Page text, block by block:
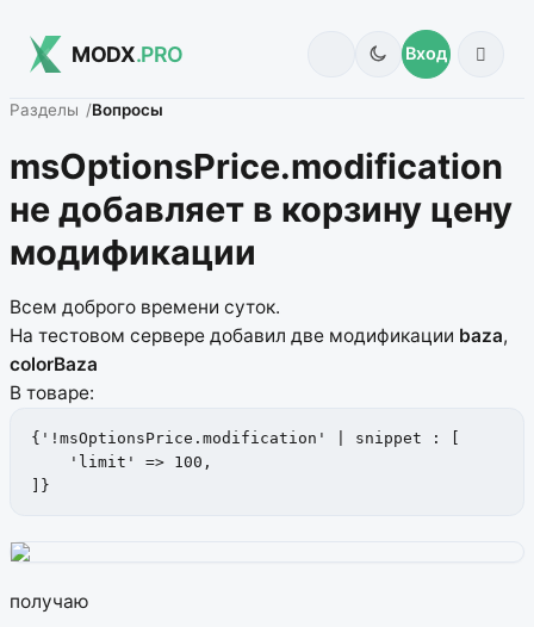
MODX.PRO Вход
Разделы Вопросы
msOptionsPrice.modification
не добавляет в корзину цену
модификации
Всем доброго времени суток.
На тестовом сервере добавил две модификации baza,
colorBaza
В товаре:
{'!msOptionsPrice.modification' | snippet : [
    'limit' => 100,
]}
получаю